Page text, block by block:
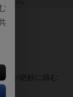
カフェ
運が絶妙に絡む